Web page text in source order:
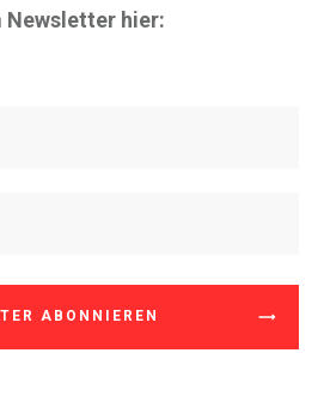
Newsletter hier:
ABONNIEREN